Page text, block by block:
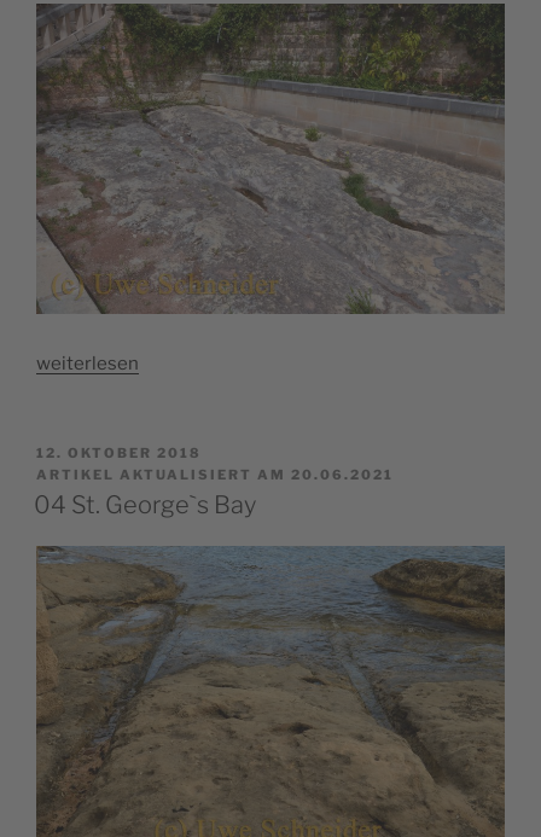
„03
weiterlesen
VERÖFFENTLICHT
AM
12. OKTOBER 2018
ARTIKEL AKTUALISIERT AM 20.06.2021
04 St. George`s Bay